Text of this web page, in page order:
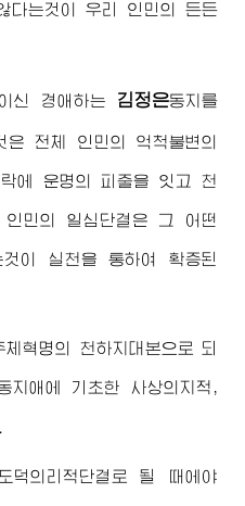
다는것이 우리 인민의 든든
신 경애하는 김정은동지를
은 전체 인민의 억척불변의
에 운명의 피줄을 잇고 천
민의 일심단결은 그 어떤
이 실천을 통하여 확증된
혁명의 천하지대본으로 되
지애에 기초한 사상의지적,
덕의리적단결로 될 때에야